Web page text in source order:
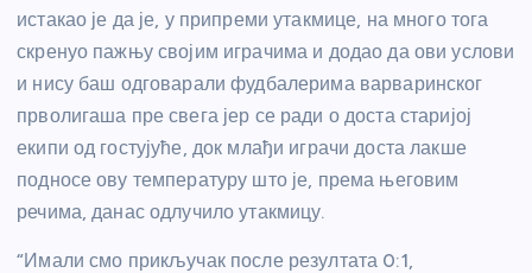
истакао је да је, у припреми утакмице, на много тога
скренуо пажњу својим играчима и додао да ови услови
и нису баш одговарали фудбалерима варваринског
прволигаша пре свега јер се ради о доста старијој
екипи од гостујуће, док млађи играчи доста лакше
подносе ову температуру што је, према његовим
речима, данас одлучило утакмицу.
“Имали смо прикључак после резултата 0:1,